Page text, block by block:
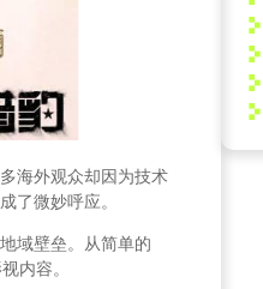
海外观众却因为技术
了微妙呼应。
域壁垒。从简单的
内容。